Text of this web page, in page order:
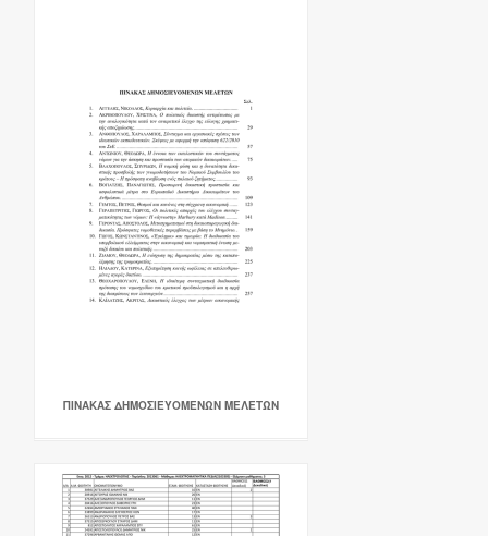
ΠΙΝΑΚΑΣ ΔΗΜΟΣΙΕΥΟΜΕΝΩΝ ΜΕΛΕΤΩΝ